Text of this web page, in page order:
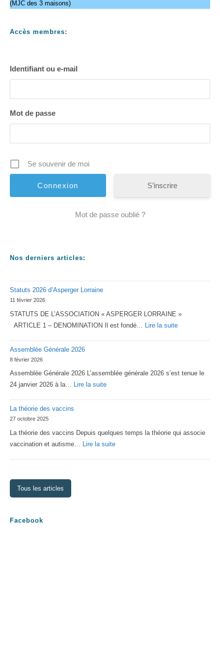
(MJC des 3 maisons)
Accès membres:
Identifiant ou e-mail
Mot de passe
Se souvenir de moi
S’inscrire
Mot de passe oublié ?
Nos derniers articles:
Statuts 2026 d’Asperger Lorraine
11 février 2026
STATUTS DE L’ASSOCIATION « ASPERGER LORRAINE »
ARTICLE 1 – DENOMINATION Il est fondé… Lire la suite:
Lorraine
Assemblée Générale 2026
8 février 2026
Assemblée Générale 2026 L’assemblée générale 2026 s’est tenue le
24 janvier 2026 à la… Lire la suite:
La théorie des vaccins
27 octobre 2025
La théorie des vaccins Depuis quelques temps la théorie qui associe
vaccination et autisme… Lire la suite:
Tous les articles
Facebook